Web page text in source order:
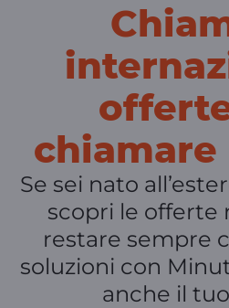
chiamare
Se sei nato
scopri le offerte
restare sempre
soluzioni con
anche il